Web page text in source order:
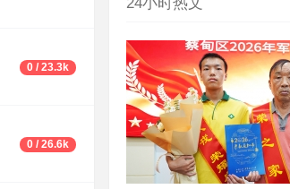
0 / 23.3k
0 / 26.6k